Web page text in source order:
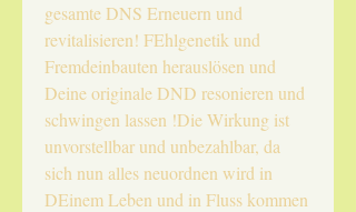
gesamte DNS Erneuern und
revitalisieren! FEhlgenetik und
Fremdeinbauten herauslösen und
Deine originale DND resonieren und
schwingen lassen !Die Wirkung ist
unvorstellbar und unbezahlbar, da
sich nun alles neuordnen wird in
DEinem Leben und in Fluss kommen